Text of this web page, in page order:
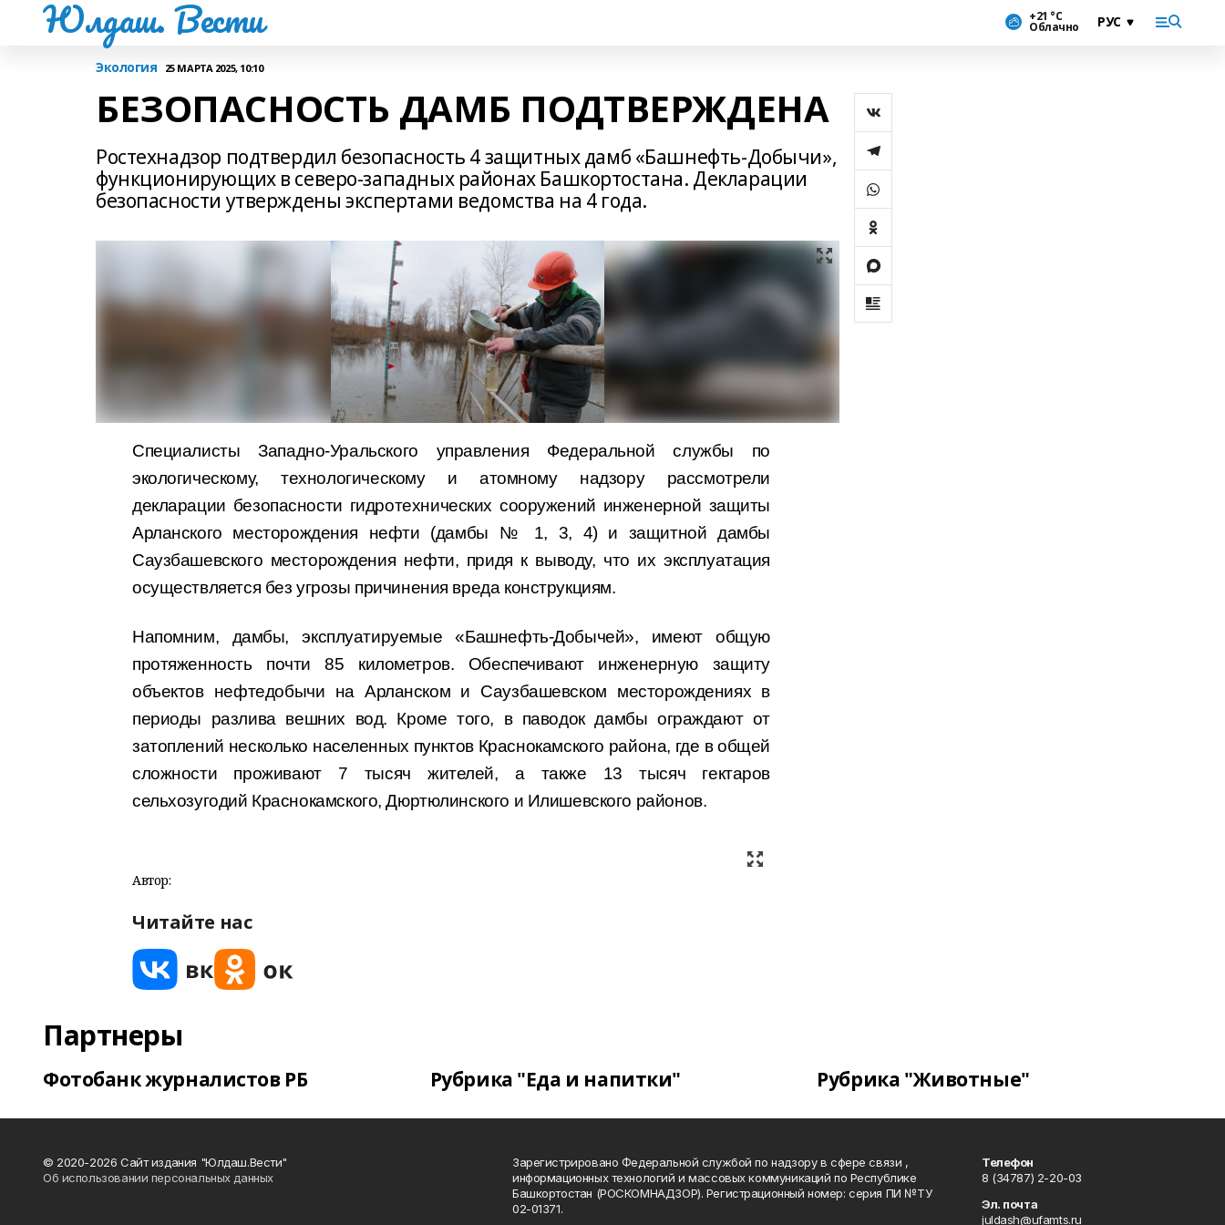
Юлдаш. Вести +21 °С
Облачно
Экология 25 МАРТА 2025, 10:10
БЕЗОПАСНОСТЬ ДАМБ ПОДТВЕРЖДЕНА
Ростехнадзор подтвердил безопасность 4 защитных дамб «Башнефть-Добычи»,
функционирующих в северо-западных районах Башкортостана. Декларации
безопасности утверждены экспертами ведомства на 4 года.
Специалисты Западно-Уральского управления Федеральной службы по
экологическому, технологическому и атомному надзору рассмотрели
декларации безопасности гидротехнических сооружений инженерной защиты
Арланского месторождения нефти (дамбы № 1, 3, 4) и защитной дамбы
Саузбашевского месторождения нефти, придя к выводу, что их эксплуатация
осуществляется без угрозы причинения вреда конструкциям.
Напомним, дамбы, эксплуатируемые «Башнефть-Добычей», имеют общую
протяженность почти 85 километров. Обеспечивают инженерную защиту
объектов нефтедобычи на Арланском и Саузбашевском месторождениях в
периоды разлива вешних вод. Кроме того, в паводок дамбы ограждают от
затоплений несколько населенных пунктов Краснокамского района, где в общей
сложности проживают 7 тысяч жителей, а также 13 тысяч гектаров
сельхозугодий Краснокамского, Дюртюлинского и Илишевского районов.
Автор:
Читайте нас
Партнеры
Фотобанк журналистов РБ Рубрика "Еда и напитки" Рубрика "Животные"
© 2020-2026 Сайт издания "Юлдаш.Вести"
Об использовании персональных данных
Зарегистрировано Федеральной службой по надзору в сфере связи ,
информационных технологий и массовых коммуникаций по Республике
Башкортостан (РОСКОМНАДЗОР). Регистрационный номер: серия ПИ №ТУ
02-01371.
Телефон
8 (34787) 2-20-03
Эл. почта
juldash@ufamts.ru